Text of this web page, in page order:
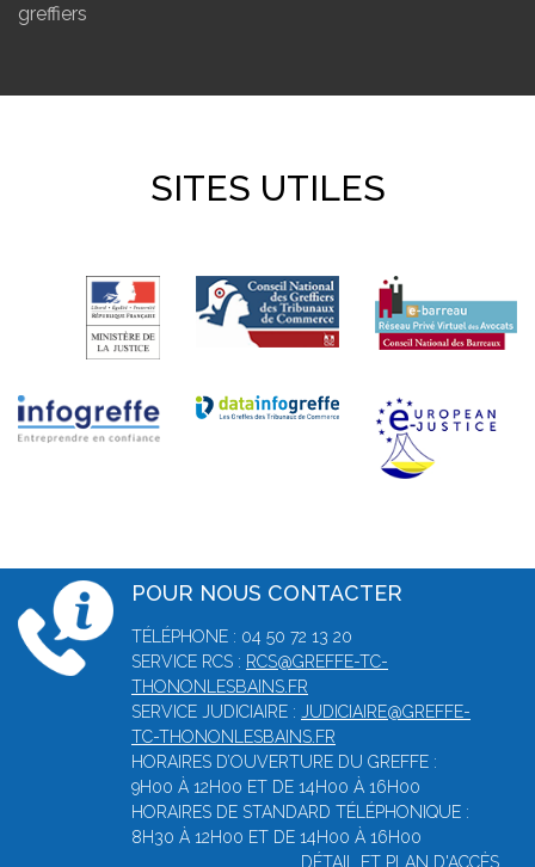
greffiers
SITES UTILES
POUR NOUS CONTACTER
TÉLÉPHONE : 04 50 72 13 20
SERVICE RCS : RCS@GREFFE-TC-
THONONLESBAINS.FR
SERVICE JUDICIAIRE : JUDICIAIRE@GREFFE-
TC-THONONLESBAINS.FR
HORAIRES D’OUVERTURE DU GREFFE :
9H00 À 12H00 ET DE 14H00 À 16H00
HORAIRES DE STANDARD TÉLÉPHONIQUE :
8H30 À 12H00 ET DE 14H00 À 16H00
DÉTAIL ET PLAN D'ACCÈS